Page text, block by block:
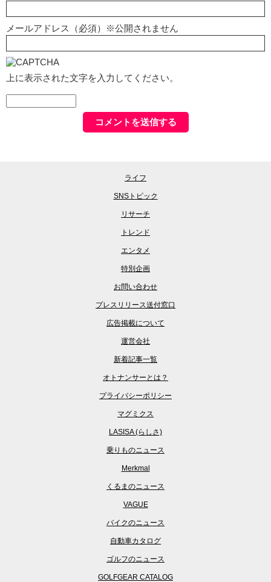
メールアドレス（必須）※公開されません
上に表示された文字を入力してください。
ライフ
SNSトピック
リサーチ
トレンド
エンタメ
特別企画
お問い合わせ
プレスリリース送付窓口
広告掲載について
運営会社
新着記事一覧
オトナンサーとは？
プライバシーポリシー
マグミクス
LASISA (らしさ)
乗りものニュース
Merkmal
くるまのニュース
VAGUE
バイクのニュース
自動車カタログ
ゴルフのニュース
GOLFGEAR CATALOG